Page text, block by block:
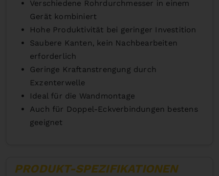
Verschiedene Rohrdurchmesser in einem
Gerät kombiniert
Hohe Produktivität bei geringer Investition
Saubere Kanten, kein Nachbearbeiten
erforderlich
Geringe Kraftanstrengung durch
Exzenterwelle
Ideal für die Wandmontage
Auch für Doppel-Eckverbindungen bestens
geeignet
PRODUKT-SPEZIFIKATIONEN